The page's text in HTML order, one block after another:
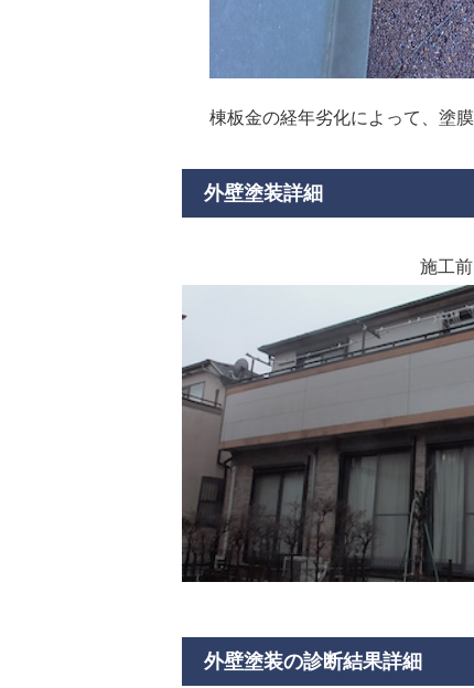
棟板金の経年劣化によって、塗
外壁塗装詳細
施工前
外壁塗装の診断結果詳細